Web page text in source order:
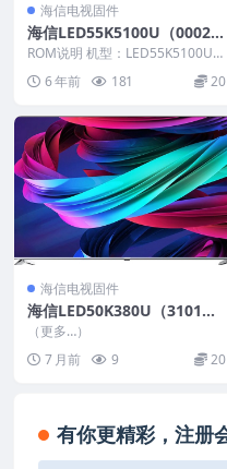
海信电视固件
海信LED55K5100U（0002）
BOM3_C007_20160715官方
原厂USB刷机电视固件包
ROM说明 机型：LED55K5100U
固件版本：（0002） BOM：3
海...6 年前 181 20
海信电视固件
海信LED50K380U（3101）
BOM3_C008_20160921_U盘
刷机固件
（更多…）
7 月前
9 20
有你更精彩，注册